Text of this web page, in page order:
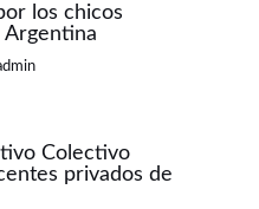
los chicos
Colectivo
privados de